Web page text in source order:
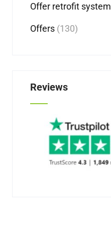
Offer retrofit system
Offers (130)
Reviews